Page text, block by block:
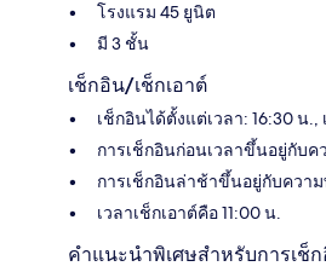
โรงแรม 45 ยูนิต
มี 3 ชั้น
เช็กอิน/เช็กเอาต์
เช็กอินได้ตั้งแต่เวลา: 16:30 น
การเช็กอินก่อนเวลาขึ้นอยู่กับค
การเช็กอินล่าช้าขึ้นอยู่กับควา
เวลาเช็กเอาต์คือ 11:00 น.
คำแนะนำพิเศษสำหรับการเช็